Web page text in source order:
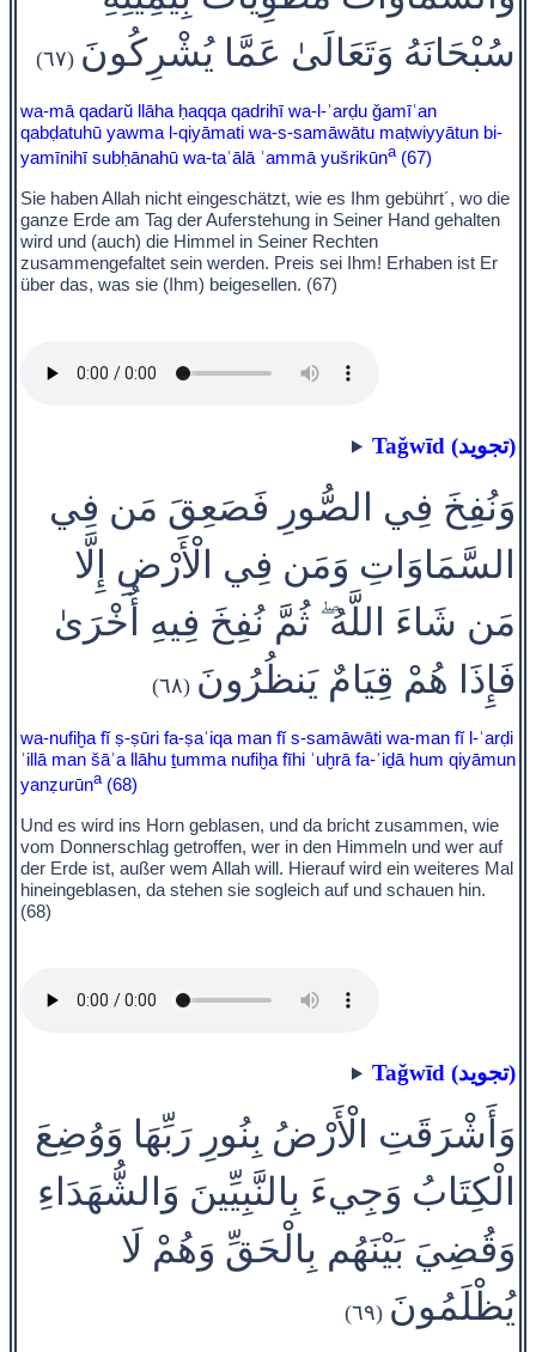
سُبْحَانَهُ وَتَعَالَىٰ عَمَّا يُشْرِكُونَ (٦٧)
wa-mā qadarŭ llāha ḥaqqa qadrihī wa-l-ʾarḍu ǧamīʿan
qabḍatuhū yawma l-qiyāmati wa-s-samāwātu maṭwiyyātun bi-
yamīnihī subḥānahū wa-taʿālā ʿammā yušrikūna(67)
Sie haben Allah nicht eingeschätzt, wie es Ihm gebührt´, wo die
ganze Erde am Tag der Auferstehung in Seiner Hand gehalten
wird und (auch) die Himmel in Seiner Rechten
zusammengefaltet sein werden. Preis sei Ihm! Erhaben ist Er
über das, was sie (Ihm) beigesellen. (67)
Taǧwīd (تجويد)
وَنُفِخَ فِي الصُّورِ فَصَعِقَ مَن فِي
السَّمَاوَاتِ وَمَن فِي الْأَرْضِ إِلَّا
مَن شَاءَ اللَّهُ ۖ ثُمَّ نُفِخَ فِيهِ أُخْرَىٰ
فَإِذَا هُمْ قِيَامٌ يَنظُرُونَ (٦٨)
wa-nufiḫa fĭ ṣ-ṣūri fa-ṣaʿiqa man fĭ s-samāwāti wa-man fĭ l-ʾarḍi
ʾillā man šāʾa llāhu ṯumma nufiḫa fīhi ʾuḫrā fa-ʾiḏā hum qiyāmun
yanẓurūna(68)
Und es wird ins Horn geblasen, und da bricht zusammen, wie
vom Donnerschlag getroffen, wer in den Himmeln und wer auf
der Erde ist, außer wem Allah will. Hierauf wird ein weiteres Mal
hineingeblasen, da stehen sie sogleich auf und schauen hin.
(68)
Taǧwīd (تجويد)
وَأَشْرَقَتِ الْأَرْضُ بِنُورِ رَبِّهَا وَوُضِعَ
الْكِتَابُ وَجِيءَ بِالنَّبِيِّينَ وَالشُّهَدَاءِ
وَقُضِيَ بَيْنَهُم بِالْحَقِّ وَهُمْ لَا
يُظْلَمُونَ (٦٩)